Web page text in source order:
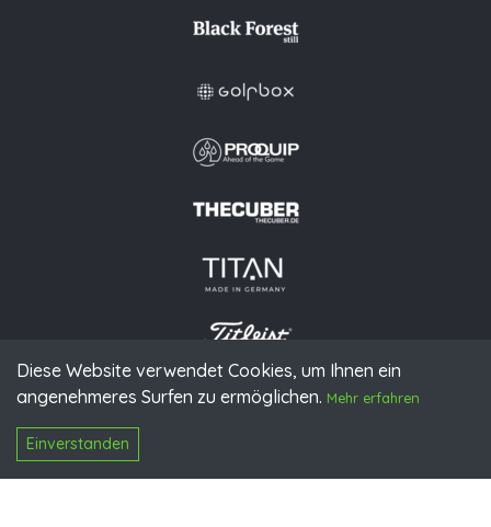
Diese Website verwendet Cookies, um Ihnen ein
angenehmeres Surfen zu ermöglichen. Mehr erfahren
Einverstanden
© 2026 PGAoG